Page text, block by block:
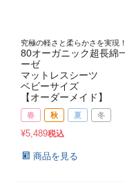
究極の軽さと柔らかさを実現！
80オーガニック超長綿
ーゼ
マットレスシーツ
ベビーサイズ
【オーダーメイド】
春 秋 夏 冬
¥5,489税込
商品を見る